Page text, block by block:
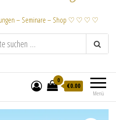
– Seminare – Shop ♡ ♡ ♡ ♡
Menü
0
€0.00